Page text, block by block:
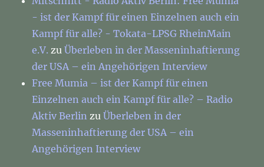
- ist der Kampf für einen Einzelnen auch ein
Kampf für alle? - Tokata-LPSG RheinMain
e.V. zuÜberleben in der Masseninhaftierung
der USA – ein Angehörigen Interview
Free Mumia – ist der Kampf für einen
Einzelnen auch ein Kampf für alle? – Radio
Aktiv Berlin zuÜberleben in der
Masseninhaftierung der USA – ein
Angehörigen Interview